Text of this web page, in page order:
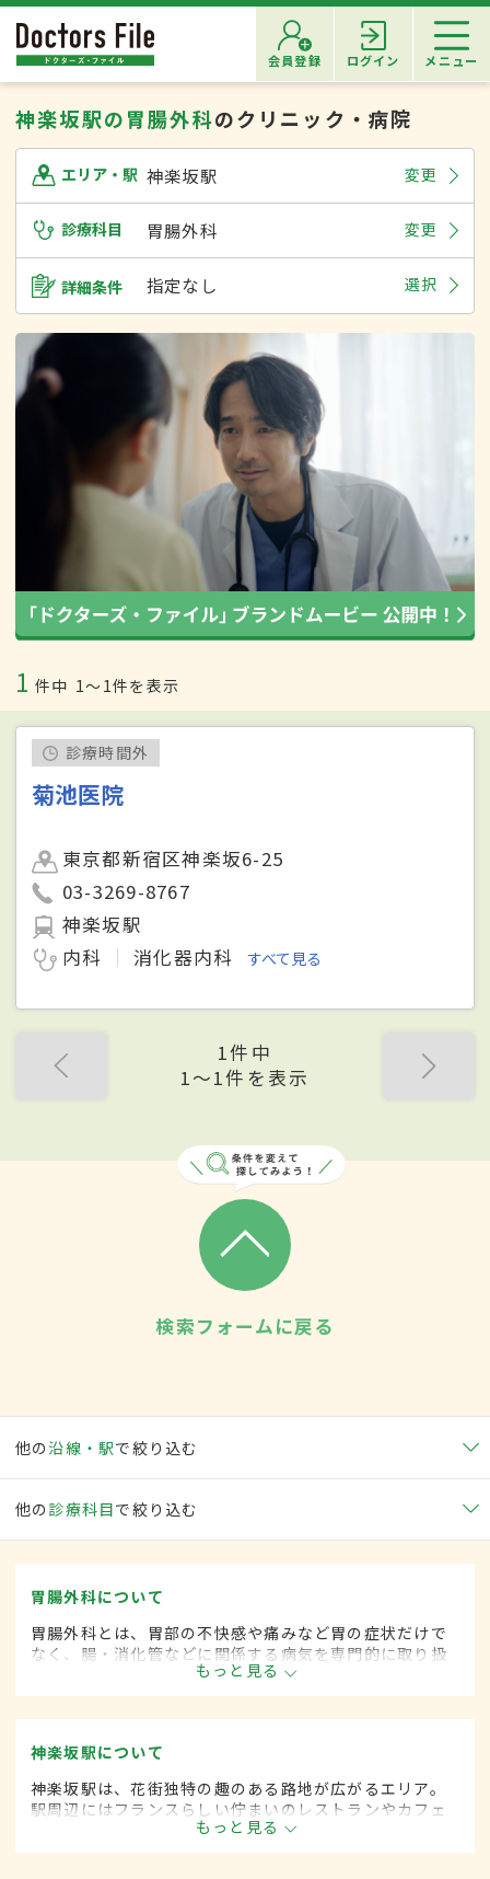
会員登録 ログイン メニュー
神楽坂駅の胃腸外科のクリニック・病院
エリア・駅 神楽坂駅 変更
診療科目 胃腸外科 変更
詳細条件 指定なし 選択
1 件中 1〜1件を表示
診療時間外
菊池医院
東京都新宿区神楽坂6-25
03-3269-8767
神楽坂駅
内科
消化器内科 すべて見る
1件中
1〜1件を表示
検索フォームに戻る
他の沿線・駅で絞り込む
他の 診療科目で絞り込む
胃腸外科について
胃腸外科とは、胃部の不快感や痛みなど胃の症状だけで
なく、腸・消化管などに関係する病気を専門的に取り扱
う外科の一領域です。平成20年4月の制度改正前は、胃
腸科と呼ばれていました。
もっと見る
神楽坂駅について
神楽坂駅は、花街独特の趣のある路地が広がるエリア。
駅周辺にはフランスらしい佇まいのレストランやカフェ
も点在するほか、住宅やマンションも多く立ち並ぶ。東
京メトロ東西線が乗り入れ、1日の利用者は4万人を超え
もっと見る